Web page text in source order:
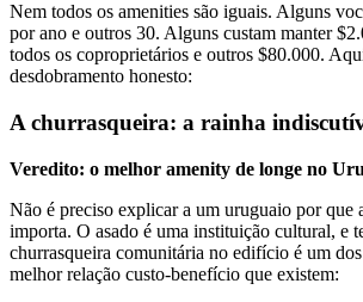
Nem todos os amenities são iguais. Alguns
por ano e outros 30. Alguns custam manter
todos os coproprietários e outros $80.000.
desdobramento honesto:
A churrasqueira: a rainha
Veredito: o melhor amenity de longe no
Não é preciso explicar a um uruguaio por que
importa. O asado é uma instituição cultural, e
churrasqueira comunitária no edifício é um
melhor relação custo-benefício que existem: